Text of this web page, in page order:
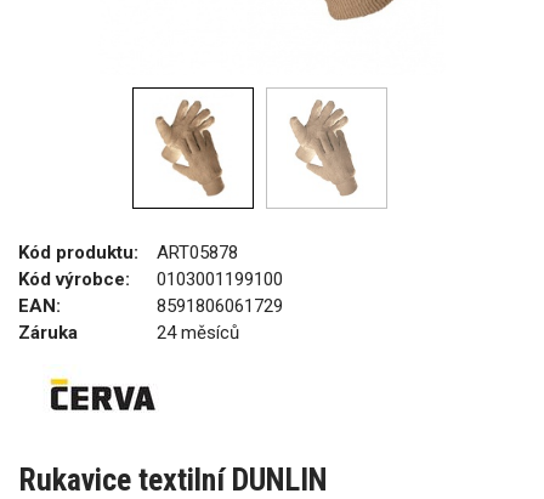
Kód produktu:
ART05878
Kód výrobce:
0103001199100
EAN:
8591806061729
Záruka
24 měsíců
Rukavice textilní DUNLIN